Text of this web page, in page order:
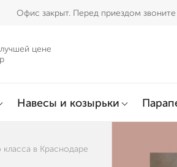
Офис закрыт. Перед приездом
цене
Навесы и козырьки
в Краснодаре